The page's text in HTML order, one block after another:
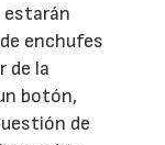
estarán
enchufes
de la
botón,
de